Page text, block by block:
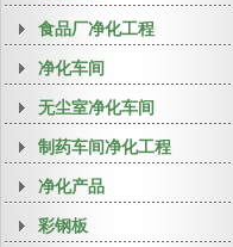
食品厂净化工程
净化车间
无尘室净化车间
制药车间净化工程
净化产品
彩钢板